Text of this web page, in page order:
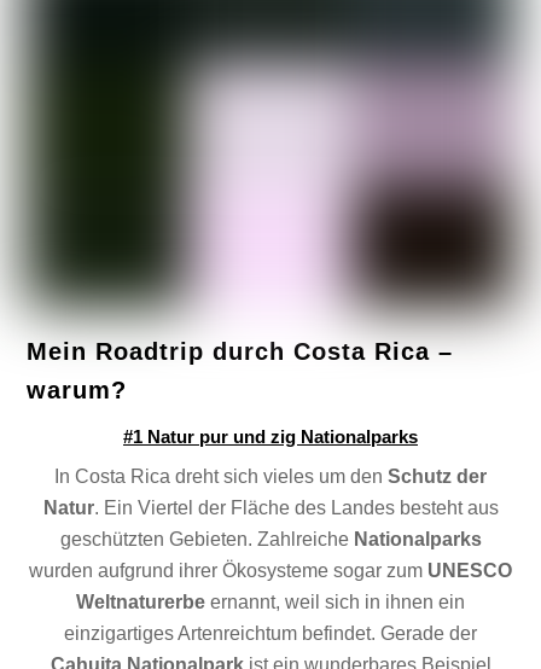
Mein Roadtrip durch Costa Rica –
warum?
#1 Natur pur und zig Nationalparks
In Costa Rica dreht sich vieles um den Schutz der
Natur. Ein Viertel der Fläche des Landes besteht aus
geschützten Gebieten. Zahlreiche Nationalparks
wurden aufgrund ihrer Ökosysteme sogar zum UNESCO
Weltnaturerbe ernannt, weil sich in ihnen ein
einzigartiges Artenreichtum befindet. Gerade der
Cahuita Nationalparkist ein wunderbares Beispiel